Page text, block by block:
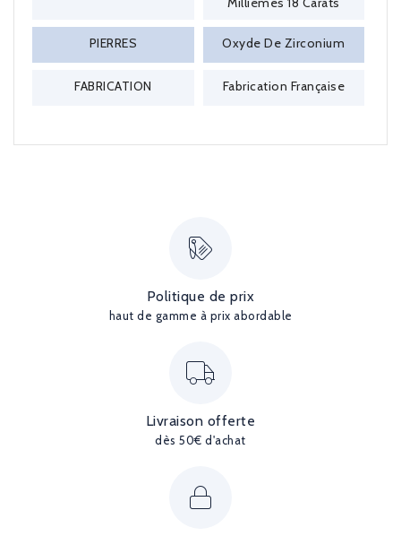
PIERRES Oxyde De Zirconium
FABRICATION Fabrication Française
Politique de prix
haut de gamme à prix abordable
Livraison offerte
dès 50€ d'achat